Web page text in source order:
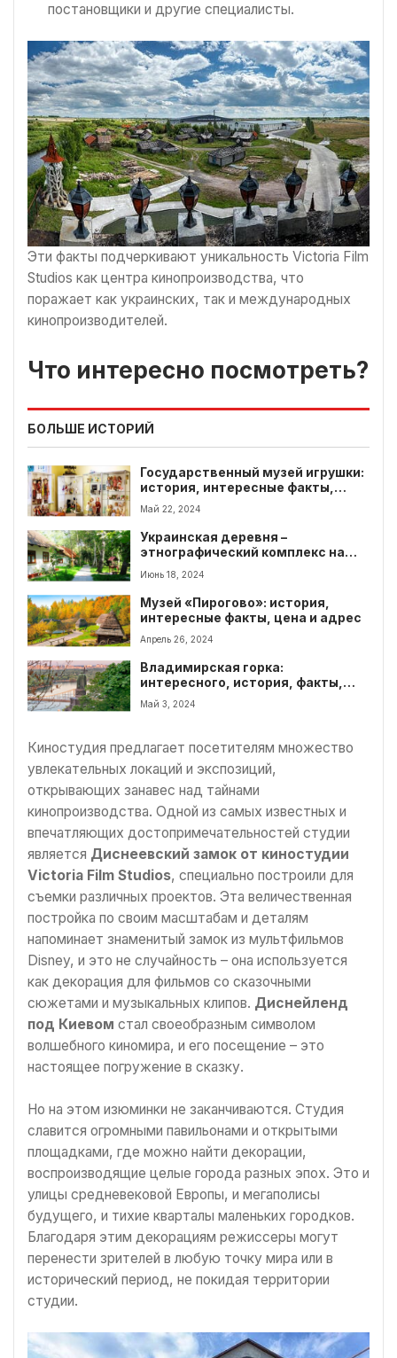
постановщики и другие специалисты.
Эти факты подчеркивают уникальность Victoria Film
Studios как центра кинопроизводства, что
поражает как украинских, так и международных
кинопроизводителей.
Что интересно посмотреть?
БОЛЬШЕ ИСТОРИЙ
Государственный музей игрушки:
история, интересные факты,
экспонаты
Май 22, 2024
Украинская деревня –
этнографический комплекс на
Киевщине. Что интересного
посмотреть
Июнь 18, 2024
Музей «Пирогово»: история,
интересные факты, цена и адрес
Апрель 26, 2024
Владимирская горка:
интересного, история, факты,
адрес
Май 3, 2024
Киностудия предлагает посетителям множество
увлекательных локаций и экспозиций,
открывающих занавес над тайнами
кинопроизводства. Одной из самых известных и
впечатляющих достопримечательностей студии
является Диснеевский замок от киностудии
Victoria Film Studios, специально построили для
съемки различных проектов. Эта величественная
постройка по своим масштабам и деталям
напоминает знаменитый замок из мультфильмов
Disney, и это не случайность – она используется
как декорация для фильмов со сказочными
сюжетами и музыкальных клипов. Диснейленд
под Киевом стал своеобразным символом
волшебного киномира, и его посещение – это
настоящее погружение в сказку.
Но на этом изюминки не заканчиваются. Студия
славится огромными павильонами и открытыми
площадками, где можно найти декорации,
воспроизводящие целые города разных эпох. Это и
улицы средневековой Европы, и мегаполисы
будущего, и тихие кварталы маленьких городков.
Благодаря этим декорациям режиссеры могут
перенести зрителей в любую точку мира или в
исторический период, не покидая территории
студии.